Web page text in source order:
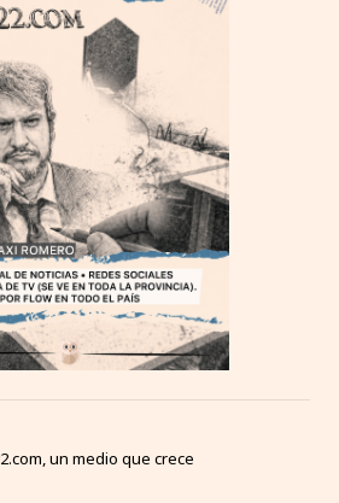
un medio que crece